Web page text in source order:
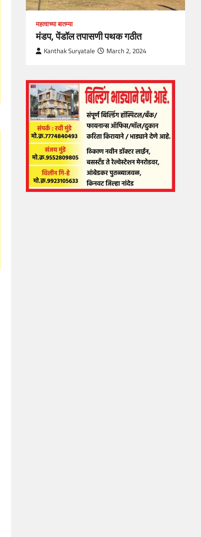
महत्वाच्या बातम्या
मंडप, पेंडॉल तपासणी पथक गठीत
Kanthak Suryatale March 2, 2024